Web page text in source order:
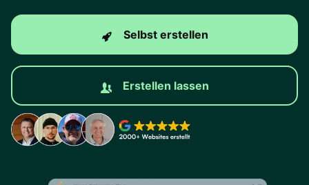
Selbst erstellen
Erstellen lassen